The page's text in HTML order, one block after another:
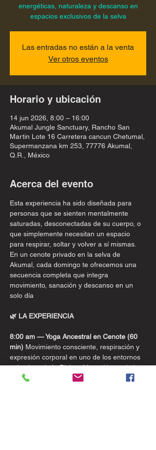
energéticas, naturaleza y descanso en
espacios exclusivos de la selva
Las entradas no están a la venta
Ver otros eventos
Horario y ubicación
14 jun 2026, 8:00 – 16:00
Akumal Jungle Sanctuary, Rancho San
Martin Lote 16 Carretera cancun Chetumal,
Supermanzana km 253, 77776 Akumal,
Q.R., México
Acerca del evento
Esta experiencia ha sido diseñada para
personas que se sienten mentalmente
saturadas, desconectadas de su cuerpo, o
que simplemente necesitan un espacio
para respirar, soltar y volver a sí mismas.
En un cenote privado en la selva de
Akumal, cada domingo te ofrecemos una
secuencia completa que integra
movimiento, sanación y descanso en un
solo día
🌿 LA EXPERIENCIA
8:00 am — Yoga Ancestral en Cenote (60
min) Movimiento consciente, respiración y
expresión corporal en uno de los entornos
más vivos de la Riviera Maya. Una práctica
para todos los niveles: para disfrutar,